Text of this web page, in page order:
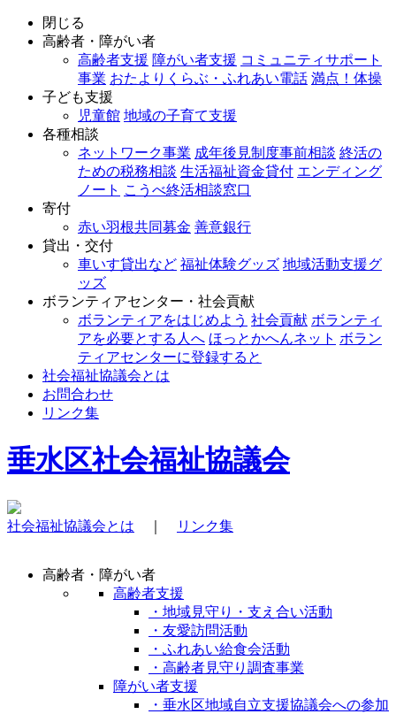
閉じる
高齢者・障がい者
高齢者支援 障がい者支援 コミュニティサポート
事業 おたよりくらぶ・ふれあい電話 満点！体操
子ども支援
児童館 地域の子育て支援
各種相談
ネットワーク事業 成年後見制度事前相談 終活の
ための税務相談 生活福祉資金貸付 エンディング
ノート こうべ終活相談窓口
寄付
赤い羽根共同募金 善意銀行
貸出・交付
車いす貸出など 福祉体験グッズ 地域活動支援グ
ッズ
ボランティアセンター・社会貢献
ボランティアをはじめよう 社会貢献 ボランティ
アを必要とする人へ ほっとかへんネット ボラン
ティアセンターに登録すると
社会福祉協議会とは
お問合わせ
リンク集
垂水区社会福祉協議会
社会福祉協議会とは リンク集
高齢者・障がい者
高齢者支援
・地域見守り・支え合い活動
・友愛訪問活動
・ふれあい給食会活動
・高齢者見守り調査事業
障がい者支援
・垂水区地域自立支援協議会への参加